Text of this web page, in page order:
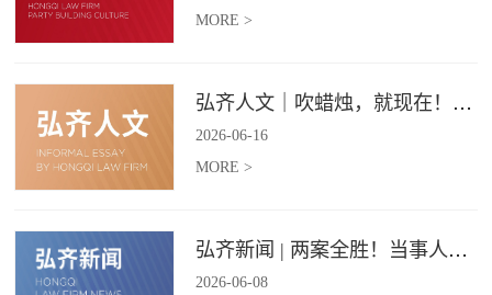
MORE >
弘齐人文｜吹蜡烛，就现在！弘齐第二季度生日会如约而至
2026-06-16
MORE >
弘齐新闻 | 两案全胜！当事人赠 “律法精湛 不负重托” 锦旗致谢
2026-06-08